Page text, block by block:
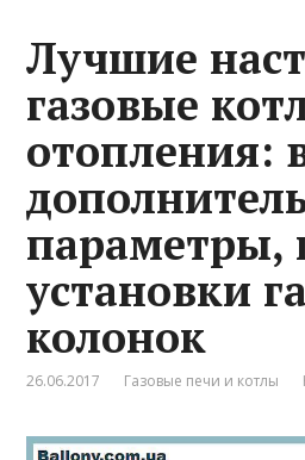
Лучшие
газовые
отопления:
параметры,
установки
колонок
26.06.2017 Газовые печи и котлы